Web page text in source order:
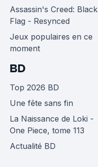
Assassin's Creed: Black
Flag - Resynced
Jeux populaires en ce
moment
BD
Top 2026 BD
Une fête sans fin
La Naissance de Loki -
One Piece, tome 113
Actualité BD